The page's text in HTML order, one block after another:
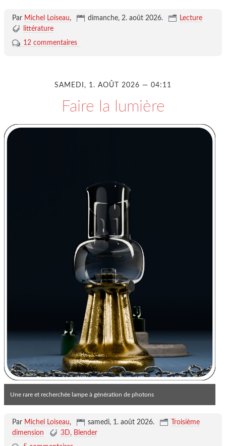
Par Michel Loiseau, dimanche, 2. août 2026.
Lecture
littérature
12 commentaires
SAMEDI, 1. AOÛT 2026 — 04:11
Faire la lumière
Une rare et recherchée lampe à génération de photons
Par Michel Loiseau, samedi, 1. août 2026.
Troisième
dimension
3D
Blender